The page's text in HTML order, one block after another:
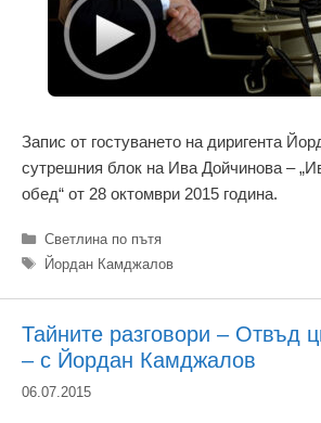
Запис от гостуването на диригента
сутрешния блок на Ива Дойчинова –
обед“ от 28 октомври 2015 година.
Категории
Светлина по пътя
Етикети
Йордан Камджалов
Тайните разговори – Отвъд
– с Йордан Камджалов
06.07.2015